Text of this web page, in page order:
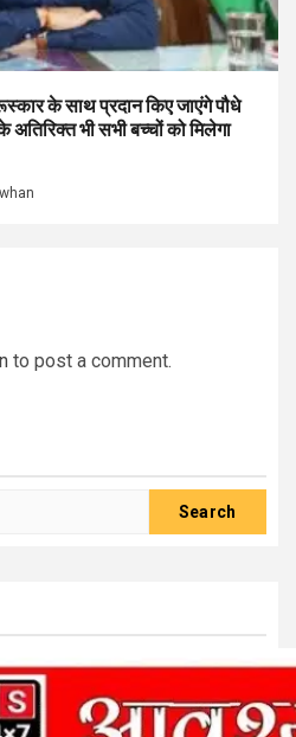
के साथ प्रदान किए जाएंगे पौधे
अतिरिक्त भी सभी बच्चों को मिलेगा
to post a comment.